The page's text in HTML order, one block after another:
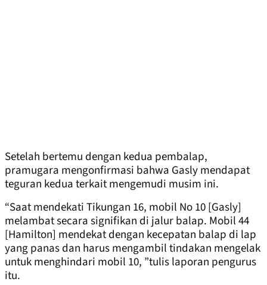
Setelah bertemu dengan kedua pembalap,
pramugara mengonfirmasi bahwa Gasly mendapat
teguran kedua terkait mengemudi musim ini.
“Saat mendekati Tikungan 16, mobil No 10 [Gasly]
melambat secara signifikan di jalur balap. Mobil 44
[Hamilton] mendekat dengan kecepatan balap di lap
yang panas dan harus mengambil tindakan mengelak
untuk menghindari mobil 10, ”tulis laporan pengurus
itu.